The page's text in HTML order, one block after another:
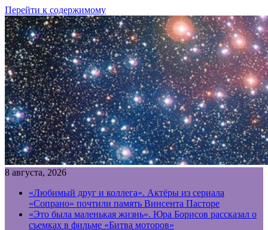
Перейти к содержимому
8 августа, 2026
«Любимый друг и коллега». Актёры из сериала
«Сопрано» почтили память Винсента Пасторе
«Это была маленькая жизнь». Юра Борисов рассказал о
съемках в фильме «Битва моторов»